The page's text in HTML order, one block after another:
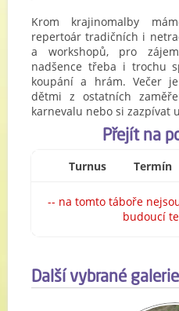
Krom krajinomalby
repertoár tradičních i
a workshopů, pro
nadšence třeba i trochu
koupání a hrám. Večer
dětmi z ostatních
karnevalu nebo si zazpívat
Přejít na
Turnus Termín
-- na tomto táboře
budoucí
Další vybrané